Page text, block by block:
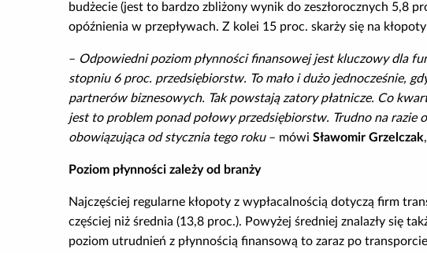
budżecie (jest to bardzo zbliżony wynik do zeszłorocznych 5,8
opóźnienia w przepływach. Z kolei 15 proc. skarży się na
– Odpowiedni poziom płynności finansowej jest kluczowy dla
stopniu 6 proc. przedsiębiorstw. To mało i dużo jednocześnie,
partnerów biznesowych. Tak powstają zatory płatnicze. Co
jest to problem ponad połowy przedsiębiorstw. Trudno na
obowiązująca od stycznia tego roku– mówi Sławomir Grzelczak
Poziom płynności zależy od branży
Najczęściej regularne kłopoty z wypłacalnością dotyczą firm
częściej niż średnia (13,8 proc.). Powyżej średniej znalazły się
poziom utrudnień z płynnością finansową to zaraz po